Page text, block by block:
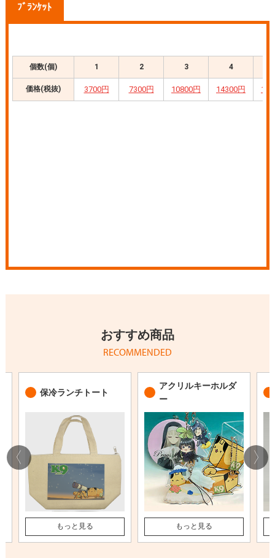
ﾌﾞﾗﾝｹｯﾄ
おすすめ商品
RECOMMENDED
保冷ランチトート
もっと見る
アクリルキーホルダ
ー
もっと見る